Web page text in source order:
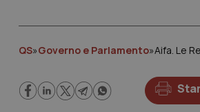
QS»Governo e Parlamento»Aifa. Le